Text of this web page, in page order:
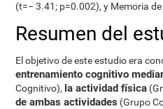
(t=− 3.41; p=0.002), y Memoria
Resumen del
El objetivo de este estudio era
entrenamiento cognitivo
Cognitivo), la actividad física
de ambas actividades (Grupo